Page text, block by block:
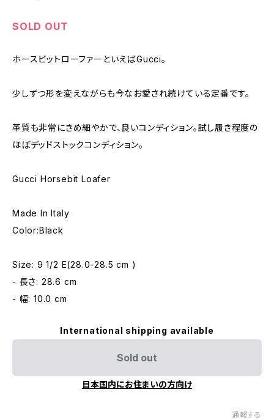
SOLD OUT
ホースビットローファーといえばGucci。
少しずつ形を変えながらも今なお愛され続けている定番です。
革質も非常にきめ細やかで、良いコンディション。試し履き程度の
ほぼデッドストックコンディション。
Gucci Horsebit Loafer
Made In Italy
Color:Black
Size: 9 1/2 E(28.0-28.5 cm )
- 長さ: 28.6 cm
- 幅: 10.0 cm
International shipping available
Sold out
日本国内にお住まいの方向け
通報する